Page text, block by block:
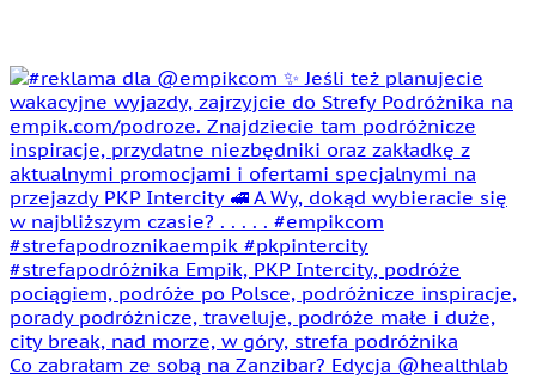
Co zabrałam ze sobą na Zanzibar? Edycja @healthlab